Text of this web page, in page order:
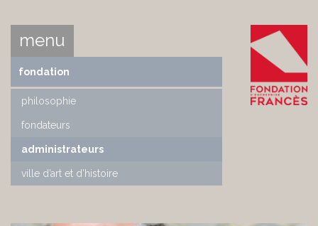
menu
fondation
philosophie
fondateurs
administrateurs
ville d’art et d’histoire